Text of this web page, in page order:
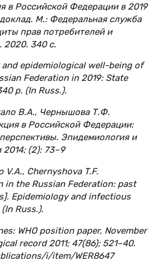
в Российской Федерации в 2019
М.: Федеральная служба
прав потребителей и
2020. 340 с.
epidemiological well-being of
Federation in 2019: State
p. (In Russ.).
В.А., Чернышова Т.Ф.
в Российской Федерации:
Эпидемиология и
(2): 73–9
V.A., Chernyshova T.F.
in the Russian Federation: past
Epidemiology and infectious
Russ.).
WHO position paper, November
record 2011; 47(86); 521–40.
i/item/WER8647